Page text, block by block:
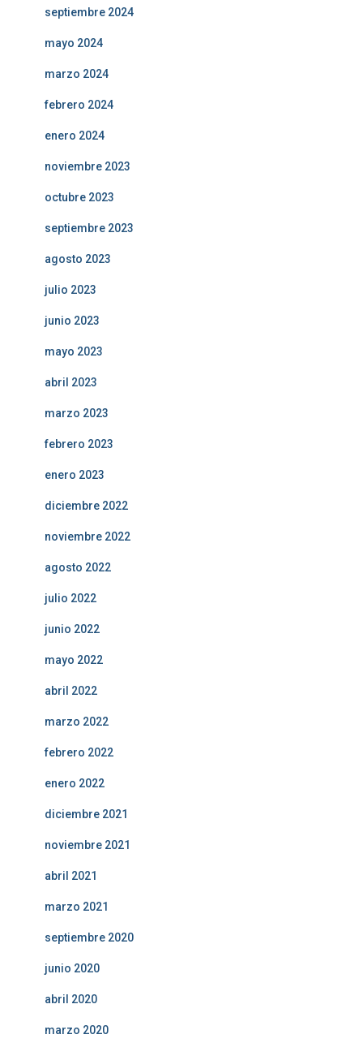
septiembre 2024
mayo 2024
marzo 2024
febrero 2024
enero 2024
noviembre 2023
octubre 2023
septiembre 2023
agosto 2023
julio 2023
junio 2023
mayo 2023
abril 2023
marzo 2023
febrero 2023
enero 2023
diciembre 2022
noviembre 2022
agosto 2022
julio 2022
junio 2022
mayo 2022
abril 2022
marzo 2022
febrero 2022
enero 2022
diciembre 2021
noviembre 2021
abril 2021
marzo 2021
septiembre 2020
junio 2020
abril 2020
marzo 2020